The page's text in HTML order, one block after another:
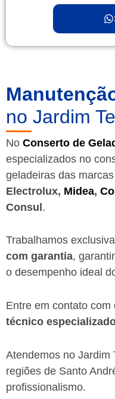
no Jardim
No Conserto de
especializados no
geladeiras das marcas
Electrolux, Midea,
Consul.
Trabalhamos
com garantia,
o desempenho ideal
Entre em contato
técnico
Atendemos no Jardim
regiões de Santo
profissionalismo.